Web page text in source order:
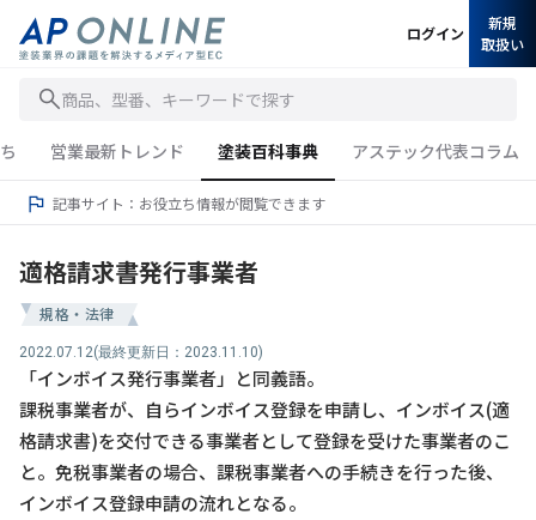
商品、型番、キーワードで探す
ログイン
新規
取扱い
営業最新トレンド 塗装百科事典 アステック代表コラム
記事サイト：お役立ち情報が閲覧できます
適格請求書発行事業者
規格・法律
2022.07.12(最終更新日：2023.11.10)
「インボイス発行事業者」と同義語。
課税事業者が、自らインボイス登録を申請し、インボイス(適
格請求書)を交付できる事業者として登録を受けた事業者のこ
と。免税事業者の場合、課税事業者への手続きを行った後、
インボイス登録申請の流れとなる。